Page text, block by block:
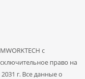
с
право на
г. Все данные о